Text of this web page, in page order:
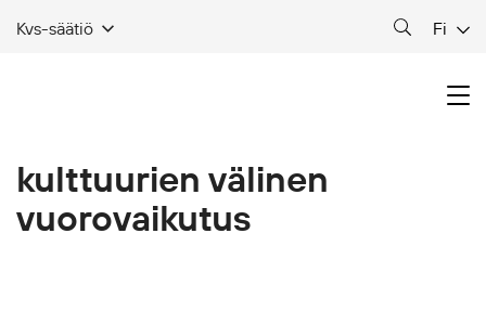
Kvs-säätiö Fi
kulttuurien välinen
vuorovaikutus